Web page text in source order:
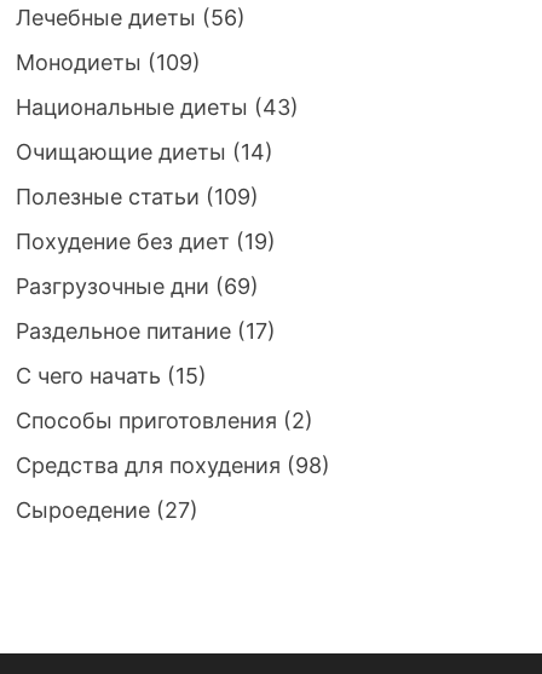
Лечебные диеты (56)
Монодиеты (109)
Национальные диеты (43)
Очищающие диеты (14)
Полезные статьи (109)
Похудение без диет (19)
Разгрузочные дни (69)
Раздельное питание(17)
С чего начать (15)
Способы приготовления (2)
Средства для похудения (98)
Сыроедение(27)